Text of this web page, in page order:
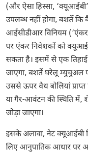
(और ऐसा हिस्सा,
उपलब्ध नहीं होगा, बशर्ते
आईसीडीआर विनियम
पर एंकर निवेशकों को
सकता है। इसमें से एक
जाएगा, बशर्ते घरेलू
उससे ऊपर वैध बोलियां
या गैर-आवंटन की स्थिति में,
जोड़ा जाएगा।
इसके अलावा, नेट क्यूआईबी
लिए आनुपातिक आधार पर